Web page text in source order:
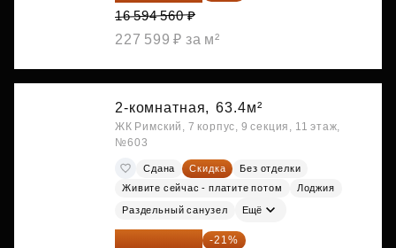
16 594 560 ₽
227 599 ₽ за м²
2-комнатная, 63.4м²
ЖК Римский, 7 корпус, 9 секция, 11 этаж,
№603
Сдана Скидка
Без отделки
Живите сейчас - платите потом
Лоджия
Раздельный санузел Ещё
14 249 467 ₽ -21%